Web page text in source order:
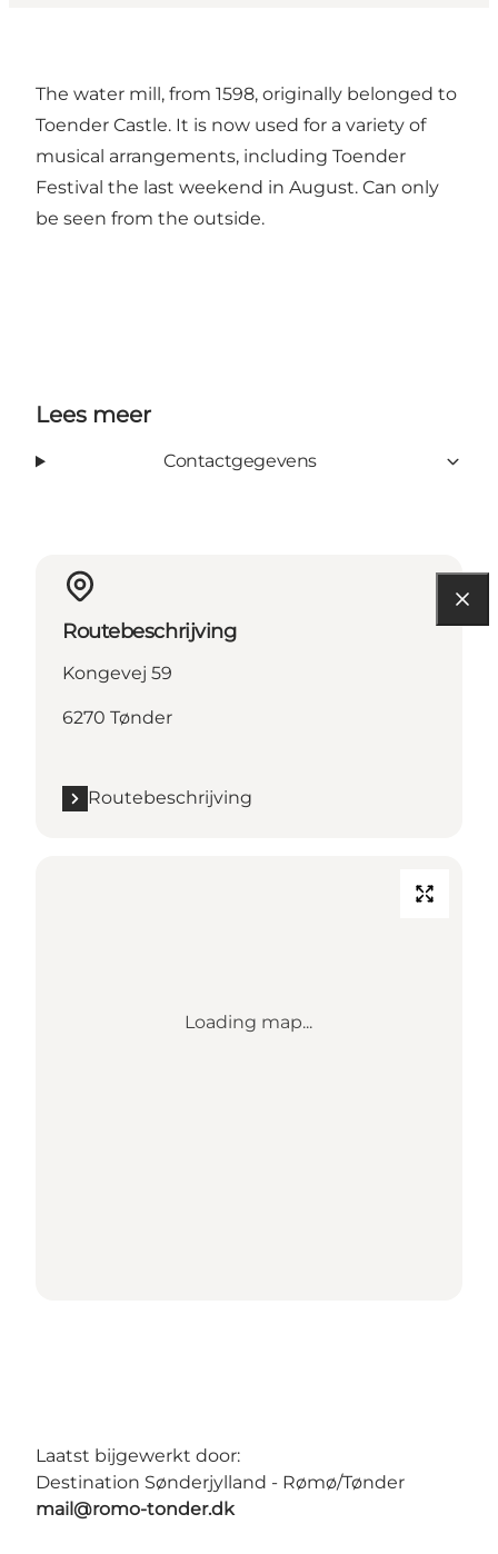
The water mill, from 1598, originally belonged to
Toender Castle. It is now used for a variety of
musical arrangements, including Toender
Festival the last weekend in August. Can only
be seen from the outside.
Lees meer
Contactgegevens
Routebeschrijving
Kongevej 59
6270 Tønder
Routebeschrijving
Loading map...
Laatst bijgewerkt door:
Destination Sønderjylland - Rømø/Tønder
mail@romo-tonder.dk